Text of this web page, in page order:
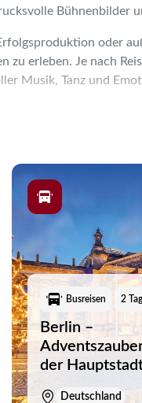
Bühnenbilder
oder
zu erleben. Je nach
Musik, Tanz und
Sie sehenswerte
sich entspannt
von unseren
Busreisen 2
Berlin –
der
Deutschland